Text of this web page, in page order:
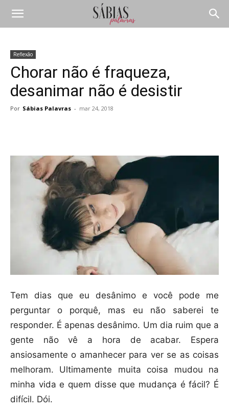
Reflexão
Chorar não é fraqueza,
desanimar não é desistir
Por Sábias Palavras - mar 24, 2018
Tem dias que eu desânimo e você pode me
perguntar o porquê, mas eu não saberei te
responder. É apenas desânimo. Um dia ruim que a
gente não vê a hora de acabar. Espera
ansiosamente o amanhecer para ver se as coisas
melhoram. Ultimamente muita coisa mudou na
minha vida e quem disse que mudança é fácil? É
difícil. Dói.